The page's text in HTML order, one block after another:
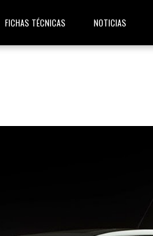
FICHAS TÉCNICAS NOTICIAS